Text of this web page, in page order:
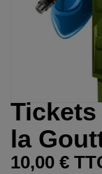
la
10,00 €